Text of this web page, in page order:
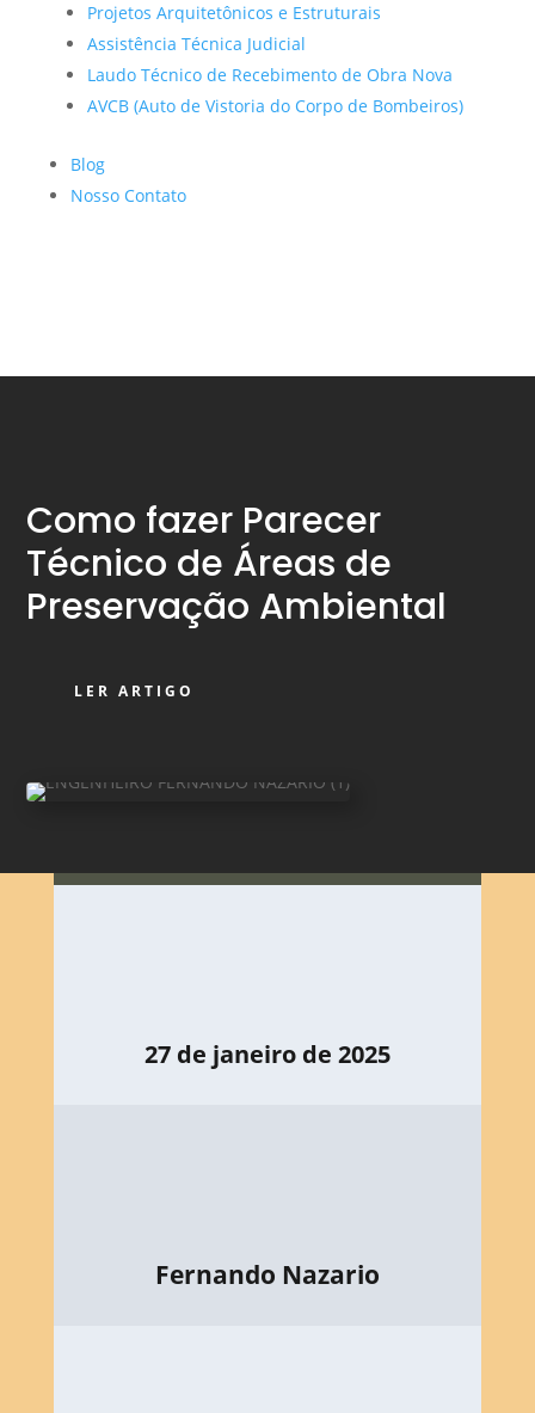
Projetos Arquitetônicos e Estruturais
Assistência Técnica Judicial
Laudo Técnico de Recebimento de Obra Nova
AVCB (Auto de Vistoria do Corpo de Bombeiros)
Blog
Nosso Contato
Como fazer Parecer
Técnico de Áreas de
Preservação Ambiental
LER ARTIGO
27 de janeiro de 2025
Fernando Nazario